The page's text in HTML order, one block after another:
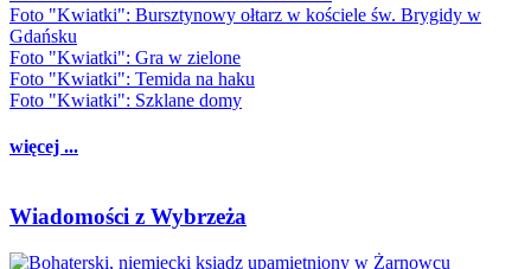
Foto "Kwiatki": Bursztynowy ołtarz w kościele św. Brygidy w
Gdańsku
Foto "Kwiatki": Gra w zielone
Foto "Kwiatki": Temida na haku
Foto "Kwiatki": Szklane domy
więcej ...
Wiadomości z Wybrzeża